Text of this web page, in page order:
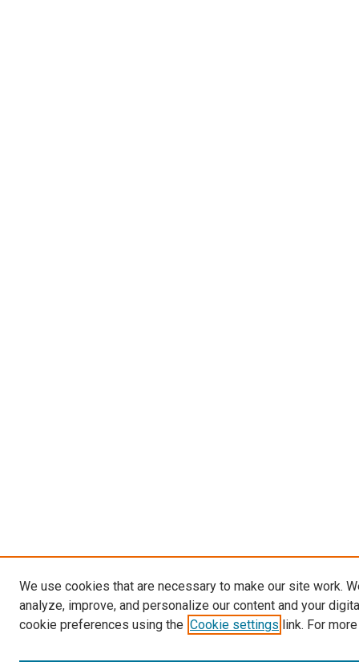
We use cookies that are necessary to make our site work.
analyze, improve, and personalize our content and your
cookie preferences using the Cookie settings link. For